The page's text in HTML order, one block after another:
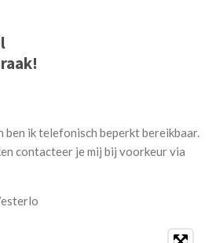
ben ik telefonisch beperkt bereikbaar.
contacteer je mij bij voorkeur via